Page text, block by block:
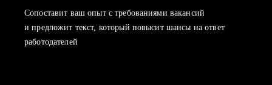
Сопоставит ваш опыт с требованиями вакансий
и предложит текст, который повысит шансы на ответ
работодателей